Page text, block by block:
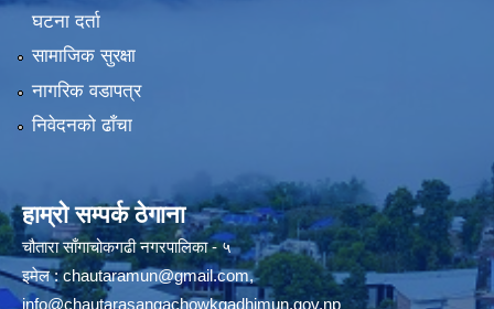
घटना दर्ता
सामाजिक सुरक्षा
नागरिक वडापत्र
निवेदनको ढाँचा
हाम्रो सम्पर्क ठेगाना
चौतारा साँगाचोकगढी नगरपालिका - ५
इमेल :chautaramun@gmail.com,
info@chautarasangachowkgadhimun.gov.np